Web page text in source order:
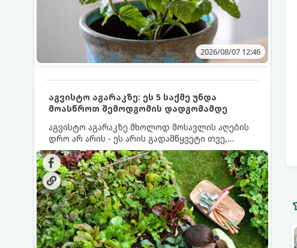
2026/08/07 12:46
აგვისტო აგარაკზე: ეს 5 საქმე უნდა
მოასწროთ შემოდგომის დადგომამდე
აგვისტო აგარაკზე მხოლოდ მოსავლის აღების
დრო არ არის - ეს არის გადამწყვეტი თვე,
როდესაც საფუძველი ეყრება მომავალი წლის
მოსავალს და ბაღი მზადდება შემოდგომა-
ზამთრის სეზონისთვის. იმისათვის, რომ
ნიადაგმა ენერგია აღიდგინოს, ხოლო
მცენარეებმა ზამთარს გაუძლონ, აგვისტოს
ბოლომდე 5 მნიშვნელოვანი საქმის გაკეთება
უნდა მოასწროთ: